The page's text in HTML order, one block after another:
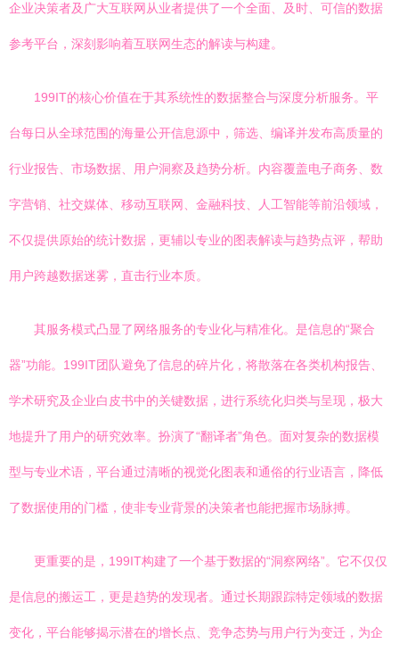
企业决策者及广大互联网从业者提供了一个全面、及时、可信的数据
参考平台，深刻影响着互联网生态的解读与构建。
199IT的核心价值在于其系统性的数据整合与深度分析服务。平
台每日从全球范围的海量公开信息源中，筛选、编译并发布高质量的
行业报告、市场数据、用户洞察及趋势分析。内容覆盖电子商务、数
字营销、社交媒体、移动互联网、金融科技、人工智能等前沿领域，
不仅提供原始的统计数据，更辅以专业的图表解读与趋势点评，帮助
用户跨越数据迷雾，直击行业本质。
其服务模式凸显了网络服务的专业化与精准化。是信息的“聚合
器”功能。199IT团队避免了信息的碎片化，将散落在各类机构报告、
学术研究及企业白皮书中的关键数据，进行系统化归类与呈现，极大
地提升了用户的研究效率。扮演了“翻译者”角色。面对复杂的数据模
型与专业术语，平台通过清晰的视觉化图表和通俗的行业语言，降低
了数据使用的门槛，使非专业背景的决策者也能把握市场脉搏。
更重要的是，199IT构建了一个基于数据的“洞察网络”。它不仅仅
是信息的搬运工，更是趋势的发现者。通过长期跟踪特定领域的数据
变化，平台能够揭示潜在的增长点、竞争态势与用户行为变迁，为企